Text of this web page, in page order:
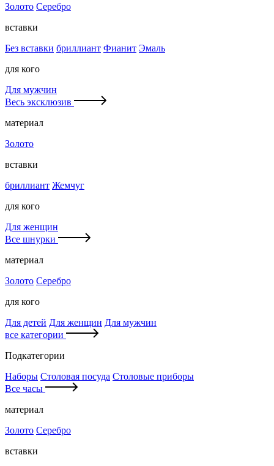
Золото Серебро
вставки
Без вставки бриллиант Фианит Эмаль
для кого
Для мужчин
Весь эксклюзив
материал
Золото
вставки
бриллиант Жемчуг
для кого
Для женщин
Все шнурки
материал
Золото Серебро
для кого
Для детей Для женщин Для мужчин
все категории
Подкатегории
Наборы Столовая посуда Столовые приборы
Все часы
материал
Золото Серебро
вставки